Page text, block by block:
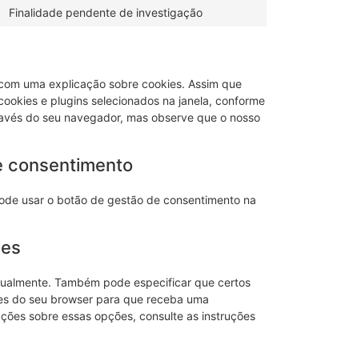
Finalidade pendente de investigação
uma explicação sobre cookies. Assim que
e plugins selecionados na janela, conforme
do seu navegador, mas observe que o nosso
consentimento
usar o botão de gestão de consentimento na
Também pode especificar que certos
do seu browser para que receba uma
sobre essas opções, consulte as instruções